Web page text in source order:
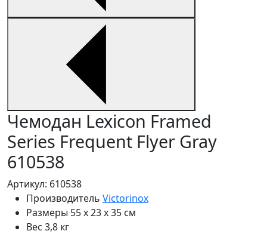
Чемодан Lexicon Framed
Series Frequent Flyer Gray
610538
Артикул: 610538
Производитель Victorinox
Размеры 55 x 23 x 35 см
Вес 3,8 кг